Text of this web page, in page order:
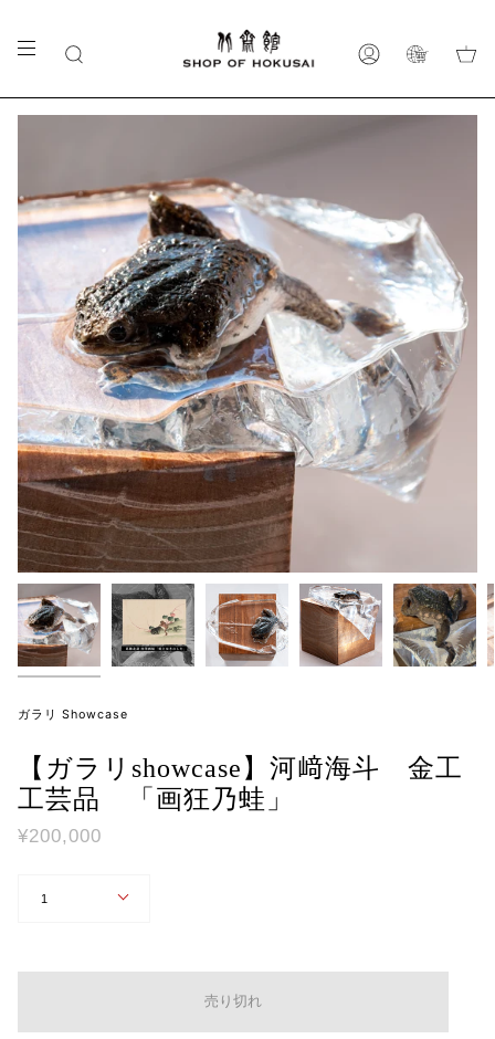
商 ア
ガラリ Showcase
【ガラリshowcase】河﨑海斗 金工
工芸品 「画狂乃蛙」
¥200,000
1
売り切れ